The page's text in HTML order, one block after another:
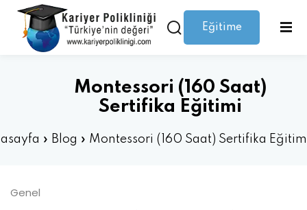
Eğitime
Montessori (160 Saat)
Sertifika Eğitimi
» Blog » Montessori (160 Saat) Sertifika
Genel
Giriş yap Kaydolmak
Hesabınız yok mu?Kaydolmak